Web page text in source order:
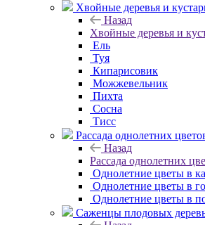
Хвойные деревья и
Назад
Хвойные деревья и
Ель
Туя
Кипарисовик
Можжевельник
Пихта
Сосна
Тисc
Рассада однолетних
Назад
Рассада однолетних
Однолетние цветы в
Однолетние цветы в
Однолетние цветы в
Саженцы плодовых